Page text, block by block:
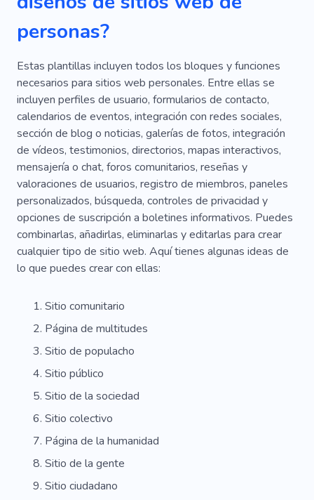
Antigüedad
Cuidar Las Cosas
Organización Caritativa
Clima
Policía Crueldad
Disentimiento
Protesta
Comunidad
Emocionante
Asesoramiento
Elecciones
Belleza
Naturaleza
Tatuaje
Republicano
Confianza
Futuro Brillante
Política
Tiroteo
Modelo Niños
Iluminación
Objeto
Reserva Pareja
Divertido
Juego
Desarrollo Web
Práctica
Investigación
Jurisconsulto
Planificación
Clase Magistral
Conferencia Inspiradora
Libros
personas?
Estas plantillas incluyen todos los bloques y funciones
necesarios para sitios web personales. Entre ellas se
incluyen perfiles de usuario, formularios de contacto,
calendarios de eventos, integración con redes sociales,
sección de blog o noticias, galerías de fotos, integración
de vídeos, testimonios, directorios, mapas interactivos,
mensajería o chat, foros comunitarios, reseñas y
valoraciones de usuarios, registro de miembros, paneles
personalizados, búsqueda, controles de privacidad y
opciones de suscripción a boletines informativos. Puedes
combinarlas, añadirlas, eliminarlas y editarlas para crear
cualquier tipo de sitio web. Aquí tienes algunas ideas de
lo que puedes crear con ellas:
Sitio comunitario
Página de multitudes
Sitio de populacho
Sitio público
Sitio de la sociedad
Sitio colectivo
Página de la humanidad
Sitio de la gente
Sitio ciudadano